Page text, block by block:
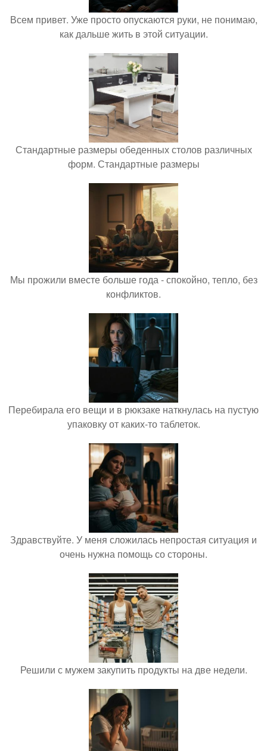
Всем привет. Уже просто опускаются руки, не понимаю,
как дальше жить в этой ситуации.
Стандартные размеры обеденных столов различных
форм. Стандартные размеры
Мы прожили вместе больше года - спокойно, тепло, без
конфликтов.
Перебирала его вещи и в рюкзаке наткнулась на пустую
упаковку от каких-то таблеток.
Здравствуйте. У меня сложилась непростая ситуация и
очень нужна помощь со стороны.
Решили с мужем закупить продукты на две недели.